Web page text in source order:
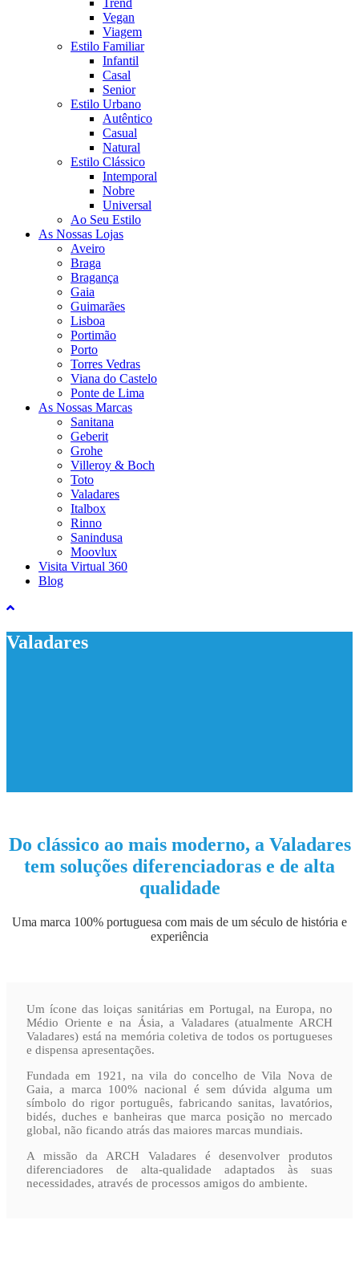
Trend
Vegan
Viagem
Estilo Familiar
Infantil
Casal
Senior
Estilo Urbano
Autêntico
Casual
Natural
Estilo Clássico
Intemporal
Nobre
Universal
Ao Seu Estilo
As Nossas Lojas
Aveiro
Braga
Bragança
Gaia
Guimarães
Lisboa
Portimão
Porto
Torres Vedras
Viana do Castelo
Ponte de Lima
As Nossas Marcas
Sanitana
Geberit
Grohe
Villeroy & Boch
Toto
Valadares
Italbox
Rinno
Sanindusa
Moovlux
Visita Virtual 360
Blog
Valadares
Do clássico ao mais moderno, a Valadares
tem soluções diferenciadoras e de alta
qualidade
Uma marca 100% portuguesa com mais de um século de história e
experiência
Um ícone das loiças sanitárias em Portugal, na Europa, no
Médio Oriente e na Ásia, a Valadares (atualmente ARCH
Valadares) está na memória coletiva de todos os portugueses
e dispensa apresentações.
Fundada em 1921, na vila do concelho de Vila Nova de
Gaia, a marca 100% nacional é sem dúvida alguma um
símbolo do rigor português, fabricando sanitas, lavatórios,
bidés, duches e banheiras que marca posição no mercado
global, não ficando atrás das maiores marcas mundiais.
A missão da ARCH Valadares é desenvolver produtos
diferenciadores de alta-qualidade adaptados às suas
necessidades, através de processos amigos do ambiente.